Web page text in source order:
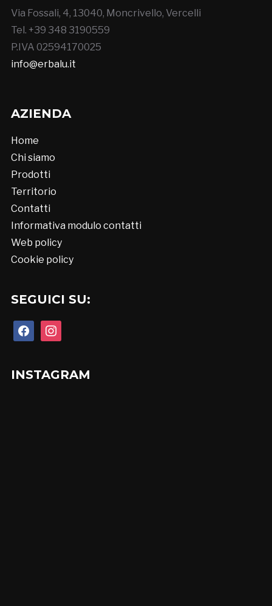
Via Fossali, 4, 13040, Moncrivello, Vercelli
Tel. +39 348 3190559
P.IVA 02594170025
info@erbalu.it
AZIENDA
Home
Chi siamo
Prodotti
Territorio
Contatti
Informativa modulo contatti
Web policy
Cookie policy
SEGUICI SU:
facebookinstagram
INSTAGRAM